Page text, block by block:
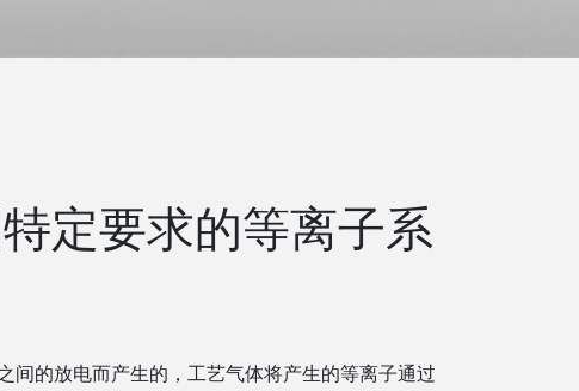
定要求的等离子系
间的放电而产生的，工艺气体将产生的等离子通过